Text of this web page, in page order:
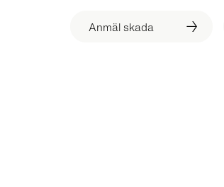
Anmäl skada